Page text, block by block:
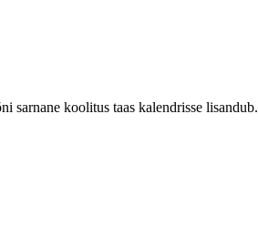
sarnane koolitus taas kalendrisse lisandub.